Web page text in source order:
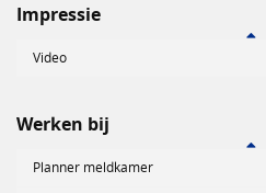
Impressie
Video
Werken bij
Planner meldkamer